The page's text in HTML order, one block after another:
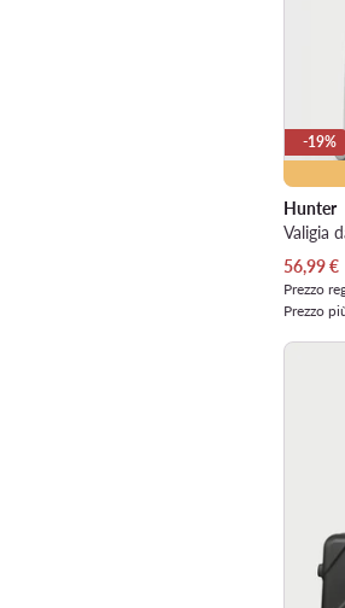
-19%
Hunter
Valigia
Prezzo
56,99€
Prezzo
Prezzo